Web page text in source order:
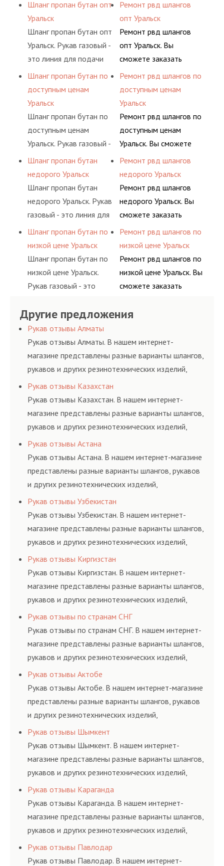
определенными
элементами системы.
воздуха и различных
типов сжиженного газа
(кислород, аргон, метан,
пропан, бутан,
определенными
элементами системы.
Шланг пропан бутан опт
Уральск
Шланг пропан бутан опт
Уральск. Рукав газовый -
это линия для подачи
сжатого воздуха и
различных типов
сжиженного газа
(кислород, аргон, метан,
пропан, бутан,
ацетилен) между
элементами системы.
Шланг пропан бутан по
доступным ценам
Уральск
Шланг пропан бутан по
доступным ценам
Уральск. Рукав газовый -
это линия для подачи
сжатого воздуха и
различных типов
сжиженного газа
(кислород, аргон, метан,
ацетилен) между
определенными
элементами системы.
Шланг пропан бутан
недорого Уральск
Шланг пропан бутан
недорого Уральск. Рукав
газовый - это линия для
подачи сжатого
воздуха и различных
типов сжиженного газа
(кислород, аргон, метан,
пропан, бутан,
элементами системы.
Шланг пропан бутан по
низкой цене Уральск
Шланг пропан бутан по
низкой цене Уральск.
Рукав газовый - это
сжатого воздуха и
различных типов
сжиженного газа
(кислород, аргон, метан,
пропан, бутан,
гидросистем Вашего
предприятия.
основе либо на
условиях
долговременного
комплексного
гидросистем Вашего
предприятия.
Ремонт рвд шлангов
опт Уральск
Ремонт рвд шлангов
опт Уральск. Вы
сможете заказать
сервис РВД на разовой
основе либо на
условиях
долговременного
комплексного
обслуживания
предприятия.
Ремонт рвд шлангов по
доступным ценам
Уральск
Ремонт рвд шлангов по
доступным ценам
Уральск. Вы сможете
заказать сервис РВД на
разовой основе либо на
условиях
долговременного
комплексного
гидросистем Вашего
предприятия.
Ремонт рвд шлангов
недорого Уральск
Ремонт рвд шлангов
недорого Уральск. Вы
сможете заказать
сервис РВД на разовой
основе либо на
условиях
долговременного
комплексного
Ремонт рвд шлангов по
низкой цене Уральск
Ремонт рвд шлангов по
низкой цене Уральск. Вы
сможете заказать
основе либо на
долговременного
комплексного
обслуживания
Другие предложения
Рукав отзывы Алматы
Рукав отзывы Алматы. В нашем интернет-
магазине представлены разные варианты шлангов,
рукавов и других резинотехнических изделий,
соответствующих ГОСТам, техническим условиям
и нормативам.
Рукав отзывы Казахстан
Рукав отзывы Казахстан. В нашем интернет-
магазине представлены разные варианты шлангов,
рукавов и других резинотехнических изделий,
соответствующих ГОСТам, техническим условиям
и нормативам.
Рукав отзывы Астана
Рукав отзывы Астана. В нашем интернет-магазине
представлены разные варианты шлангов, рукавов
и других резинотехнических изделий,
соответствующих ГОСТам, техническим условиям
и нормативам.
Рукав отзывы Узбекистан
Рукав отзывы Узбекистан. В нашем интернет-
магазине представлены разные варианты шлангов,
рукавов и других резинотехнических изделий,
соответствующих ГОСТам, техническим условиям
и нормативам.
Рукав отзывы Киргизстан
Рукав отзывы Киргизстан. В нашем интернет-
магазине представлены разные варианты шлангов,
рукавов и других резинотехнических изделий,
соответствующих ГОСТам, техническим условиям
и нормативам.
Рукав отзывы по странам СНГ
Рукав отзывы по странам СНГ. В нашем интернет-
магазине представлены разные варианты шлангов,
рукавов и других резинотехнических изделий,
соответствующих ГОСТам, техническим условиям
и нормативам.
Рукав отзывы Актобе
Рукав отзывы Актобе. В нашем интернет-магазине
представлены разные варианты шлангов, рукавов
и других резинотехнических изделий,
соответствующих ГОСТам, техническим условиям
и нормативам.
Рукав отзывы Шымкент
Рукав отзывы Шымкент. В нашем интернет-
магазине представлены разные варианты шлангов,
рукавов и других резинотехнических изделий,
соответствующих ГОСТам, техническим условиям
и нормативам.
Рукав отзывы Караганда
Рукав отзывы Караганда. В нашем интернет-
магазине представлены разные варианты шлангов,
рукавов и других резинотехнических изделий,
соответствующих ГОСТам, техническим условиям
и нормативам.
Рукав отзывы Павлодар
Рукав отзывы Павлодар. В нашем интернет-